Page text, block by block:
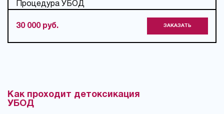
Процедура УБОД
30 000 руб. ЗАКАЗАТЬ
Как проходит детоксикация
УБОД